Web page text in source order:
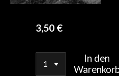
3,50 €
In den